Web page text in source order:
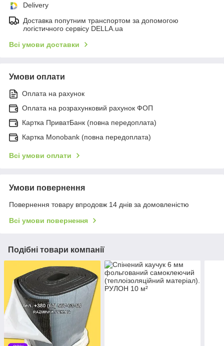
Delivery
Доставка попутним транспортом за допомогою
логістичного сервісу DELLA.ua
Всі умови доставки
Умови оплати
Оплата на рахунок
Оплата на розрахунковий рахунок ФОП
Картка ПриватБанк (повна передоплата)
Картка Monobank (повна передоплата)
Всі умови оплати
Умови повернення
Повернення товару впродовж 14 днів за домовленістю
Всі умови повернення
Подібні товари компанії